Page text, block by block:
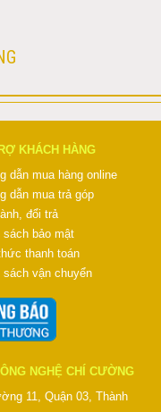
KHÁCH HÀNG
dẫn mua hàng online
dẫn mua trả góp
đổi trả
sách bảo mật
thanh toán
sách vận chuyển
NGHỆ CHÍ CƯỜNG
11, Quận 03, Thành